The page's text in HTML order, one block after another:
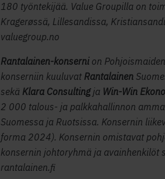
180 työntekijää. Value Groupilla on
Kragerøssä, Lillesandissa,
valuegroup.no
Rantalainen-konserni on
konserniin kuuluvat Rantalainen
sekä Klara Consultingja Win-Win
2 000 talous- ja palkkahallinnon
Suomessa ja Ruotsissa. Konsernin
forma 2024). Konsernin omistavat
konsernin johtoryhmä ja avainhenkilöt
rantalainen.fi